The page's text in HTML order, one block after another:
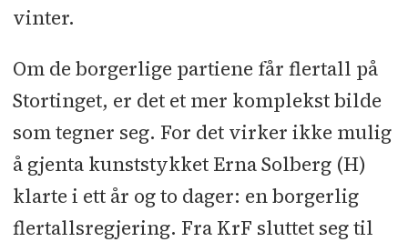
vinter.
Om de borgerlige partiene får flertall på
Stortinget, er det et mer komplekst bilde
som tegner seg. For det virker ikke mulig
å gjenta kunststykket Erna Solberg (H)
klarte i ett år og to dager: en borgerlig
flertallsregjering. Fra KrF sluttet seg til